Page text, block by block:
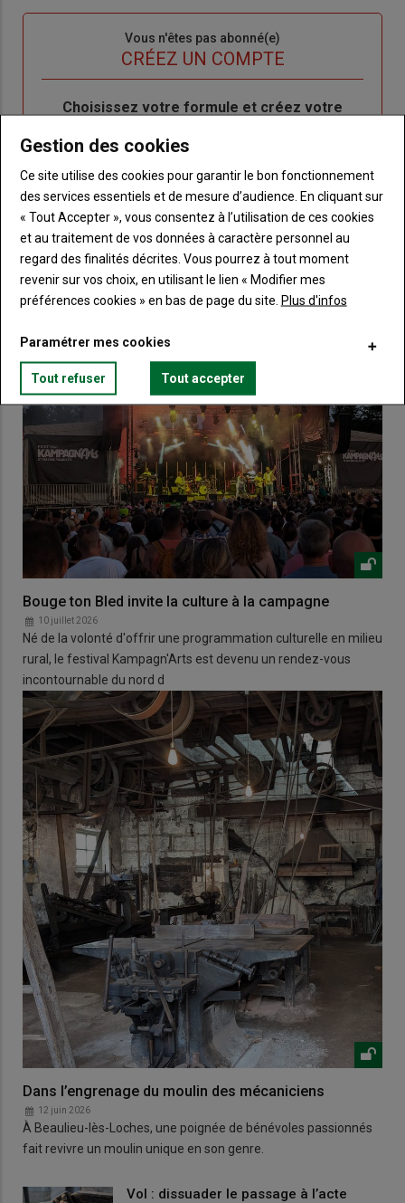
Vous n'êtes pas abonné(e)
CRÉEZ UN COMPTE
BodyChoisissez votre formule et créez votre
Touraine.
Créez un compte
VOUS AIMEREZ AUSSI
Bouge ton Bled invite la culture à la campagne
10 juillet 2026
Né de la volonté d'offrir une programmation culturelle en milieu
rural, le festival Kampagn'Arts est devenu un rendez-vous
incontournable du nord d
Dans l’engrenage du moulin des mécaniciens
12 juin 2026
À Beaulieu-lès-Loches, une poignée de bénévoles passionnés
fait revivre un moulin unique en son genre.
Vol : dissuader le passage à l’acte
Gestion des cookies
Ce site utilise des cookies pour garantir le bon fonctionnement
des services essentiels et de mesure d’audience. En cliquant sur
« Tout Accepter », vous consentez à l’utilisation de ces cookies
et au traitement de vos données à caractère personnel au
regard des finalités décrites. Vous pourrez à tout moment
revenir sur vos choix, en utilisant le lien « Modifier mes
préférences cookies » en bas de page du site. Plus d'infos
Paramétrer mes cookies
Tout refuser Tout accepter